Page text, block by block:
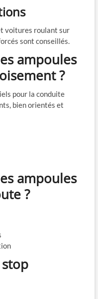
voitures roulant sur
sont conseillés.
ampoules
?
pour la conduite
bien orientés et
ampoules
?